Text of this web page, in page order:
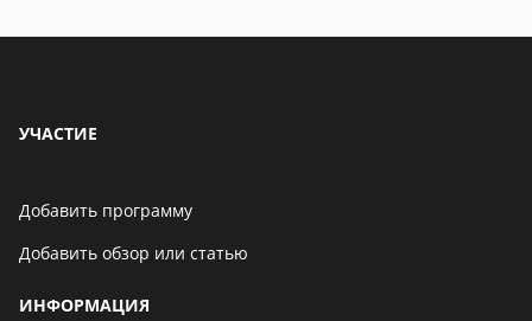
УЧАСТИЕ
Добавить программу
Добавить обзор или статью
ИНФОРМАЦИЯ